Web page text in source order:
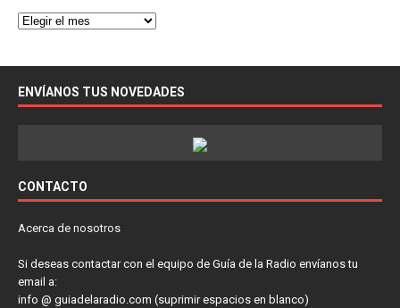
ENVÍANOS TUS NOVEDADES
CONTACTO
Acerca de nosotros
Si deseas contactar con el equipo de Guía de la Radio envíanos tu
email a:
info @ guiadelaradio.com (suprimir espacios en blanco)